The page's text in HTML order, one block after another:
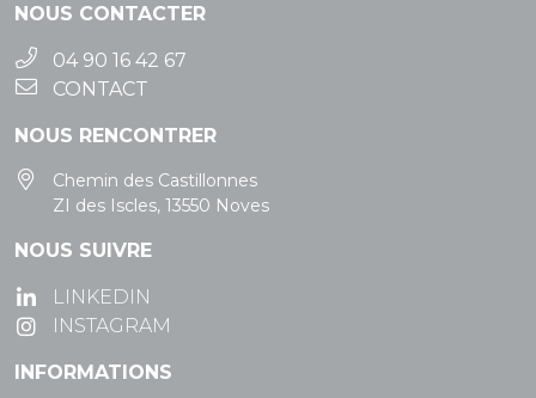
NOUS CONTACTER
04 90 16 42 67
CONTACT
NOUS RENCONTRER
Chemin des Castillonnes
ZI des Iscles, 13550 Noves
NOUS SUIVRE
LINKEDIN
INSTAGRAM
INFORMATIONS